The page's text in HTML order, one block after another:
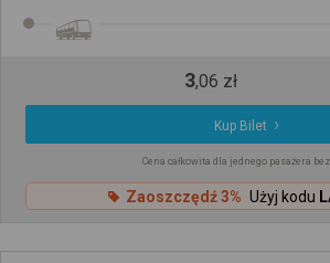
3,06 zł
Kup Bilet
Cena całkowita dla jednego pasażera
Zaoszczędź 3% Użyj kodu